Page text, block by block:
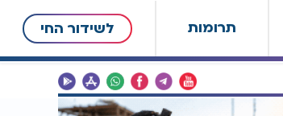
תרומות לשידור החי